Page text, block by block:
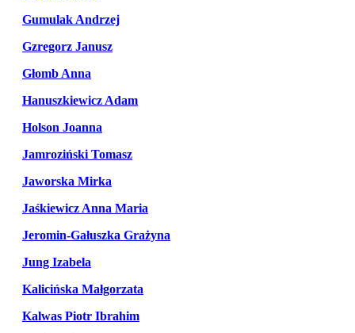
Gumulak Andrzej
Gzregorz Janusz
Głomb Anna
Hanuszkiewicz Adam
Holson Joanna
Jamroziński Tomasz
Jaworska Mirka
Jaśkiewicz Anna Maria
Jeromin-Gałuszka Grażyna
Jung Izabela
Kalicińska Małgorzata
Kalwas Piotr Ibrahim